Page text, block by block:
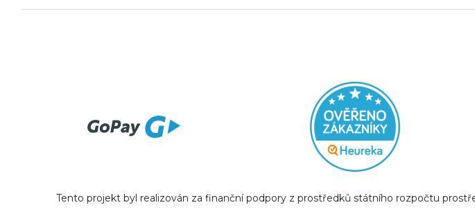
Tento projekt byl realizován za finanční podpory z prostředků státního rozpočtu